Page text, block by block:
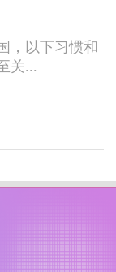
，以下习惯和
关...